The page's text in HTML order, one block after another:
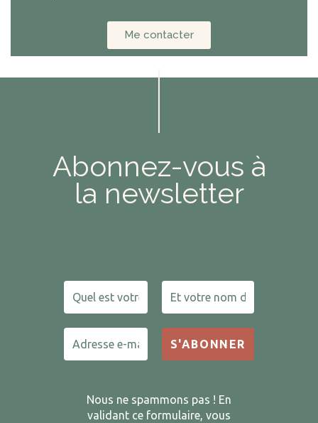
Me contacter
Abonnez-vous à
la newsletter
Nous ne spammons pas ! En
validant ce formulaire, vous